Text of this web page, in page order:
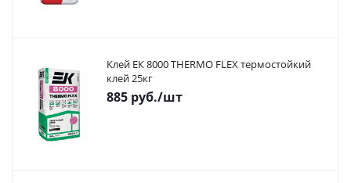
Клей ЕК 8000 THERMO FLEX термостойкий
клей 25кг
885 руб./шт